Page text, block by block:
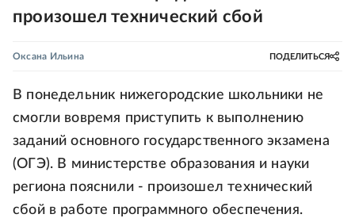
произошел технический сбой
Оксана Ильина ПОДЕЛИТЬСЯ
В понедельник нижегородские школьники не
смогли вовремя приступить к выполнению
заданий основного государственного экзамена
(ОГЭ). В министерстве образования и науки
региона пояснили - произошел технический
сбой в работе программного обеспечения.